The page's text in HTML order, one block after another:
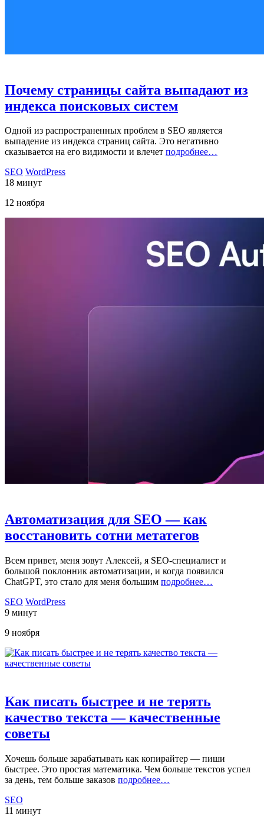
Почему страницы сайта выпадают из
индекса поисковых систем
Одной из распространенных проблем в SEO является
выпадение из индекса страниц сайта. Это негативно
сказывается на его видимости и влечет подробнее…
SEO WordPress
18 минут
12 ноября
Автоматизация для SEO — как
восстановить сотни метатегов
Всем привет, меня зовут Алексей, я SEO-специалист и
большой поклонник автоматизации, и когда появился
ChatGPT, это стало для меня большим подробнее…
SEO WordPress
9 минут
9 ноября
Как писать быстрее и не терять
качество текста — качественные
советы
Хочешь больше зарабатывать как копирайтер — пиши
быстрее. Это простая математика. Чем больше текстов успел
за день, тем больше заказов подробнее…
SEO
11 минут